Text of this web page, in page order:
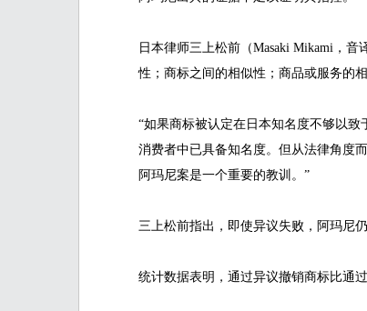
日本律师三上松前（Masaki Mikami，
性；商标之间的相似性；商品或服务的
“如果商标被认定在日本知名度不够以
消费者中已具备知名度。但从法律角度
阿玛尼案是一个重要的教训。”
三上松前指出，即使异议失败，阿玛尼
统计数据表明，通过异议撤销商标比通